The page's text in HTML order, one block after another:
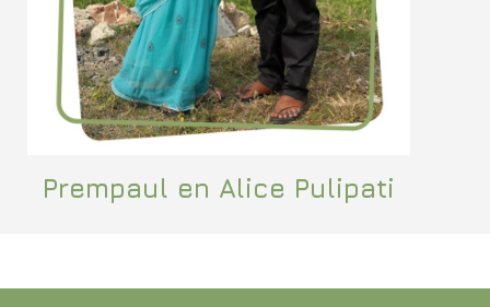
Prempaul en Alice Pulipati